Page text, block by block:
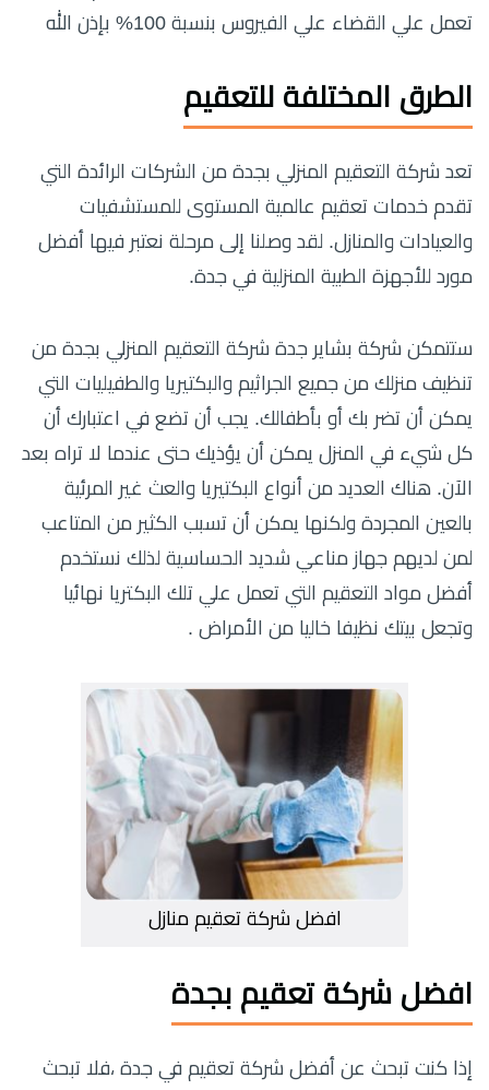
تعمل علي القضاء علي الفيروس بنسبة 100% بإذن الله
الطرق المختلفة للتعقيم
تعد شركة التعقيم المنزلي بجدة من الشركات الرائدة التي
تقدم خدمات تعقيم عالمية المستوى للمستشفيات
والعيادات والمنازل. لقد وصلنا إلى مرحلة نعتبر فيها أفضل
مورد للأجهزة الطبية المنزلية في جدة.
ستتمكن شركة بشاير جدة شركة التعقيم المنزلي بجدة من
تنظيف منزلك من جميع الجراثيم والبكتيريا والطفيليات التي
يمكن أن تضر بك أو بأطفالك. يجب أن تضع في اعتبارك أن
كل شيء في المنزل يمكن أن يؤذيك حتى عندما لا تراه بعد
الآن. هناك العديد من أنواع البكتيريا والعث غير المرئية
بالعين المجردة ولكنها يمكن أن تسبب الكثير من المتاعب
لمن لديهم جهاز مناعي شديد الحساسية لذلك نستخدم
أفضل مواد التعقيم التي تعمل علي تلك البكتريا نهائيا
وتجعل بيتك نظيفا خاليا من الأمراض .
افضل شركة تعقيم منازل
افضل شركة تعقيم بجدة
إذا كنت تبحث عن أفضل شركة تعقيم في جدة ،فلا تبحث